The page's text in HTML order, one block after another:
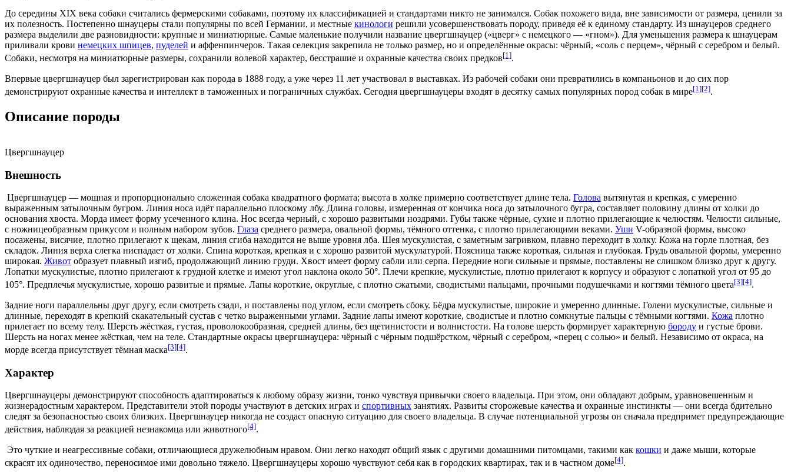
До середины XIX века собаки считались фермерскими собаками, поэтому их классификацией и стандартами никто не занимался. Собак похожего вида, вне зависимости от размера, ценили за
их полезность. Постепенно шнауцеры стали популярны по всей Германии, и местные кинологи решили усовершенствовать породу, приведя её к единому стандарту. Из шнауцеров среднего
размера выделили две разновидности: крупные и миниатюрные. Самые маленькие получили название цвергшнауцер («цверг» с немецкого — «гном»). Для уменьшения размера к шнауцерам
приливали крови немецких шпицев, пуделей и аффенпинчеров. Такая селекция закрепила не только размер, но и определённые окрасы: чёрный, «соль с перцем», чёрный с серебром и белый.
Собаки, несмотря на миниатюрные размеры, сохранили волевой характер, бесстрашие и охранные качества своих предков[1].
Впервые цвергшнауцер был зарегистрирован как порода в 1888 году, а уже через 11 лет участвовал в выставках. Из рабочей собаки они превратились в компаньонов и до сих пор
демонстрируют охранные качества и интеллект в таможенных и пограничных службах. Сегодня цвергшнауцеры входят в десятку самых популярных пород собак в мире[1][2].
Описание породы
Цвергшнауцер
Внешность
Цвергшнауцер — мощная и пропорционально сложенная собака квадратного формата; высота в холке примерно соответствует длине тела. Голова вытянутая и крепкая, с умеренно
выраженным затылочным бугром. Линия носа идёт параллельно плоскому лбу. Длина головы, измеренная от кончика носа до затылочного бугра, составляет половину длины от холки до
основания хвоста. Морда имеет форму усеченного клина. Нос всегда черный, с хорошо развитыми ноздрями. Губы также чёрные, сухие и плотно прилегающие к челюстям. Челюсти сильные,
с ножницеобразным прикусом и полным набором зубов. Глаза среднего размера, овальной формы, тёмного оттенка, с плотно прилегающими веками. Уши V-образной формы, высоко
посажены, висячие, плотно прилегают к щекам, линия сгиба находится не выше уровня лба. Шея мускулистая, с заметным загривком, плавно переходит в холку. Кожа на горле плотная, без
складок. Линия верха слегка ниспадает от холки. Спина короткая, крепкая и с хорошо развитой мускулатурой. Поясница также короткая, сильная и глубокая. Грудь овальной формы, умеренно
широкая. Живот образует плавный изгиб, продолжающий линию груди. Хвост имеет форму сабли или серпа. Передние ноги сильные и прямые, поставлены не слишком близко друг к другу.
Лопатки мускулистые, плотно прилегают к грудной клетке и имеют угол наклона около 50°. Плечи крепкие, мускулистые, плотно прилегают к корпусу и образуют с лопаткой угол от 95 до
105°. Предплечья мускулистые, хорошо развитые и прямые. Лапы короткие, округлые, с плотно сжатыми, сводистыми пальцами, прочными подушечками и когтями тёмного цвета[3][4].
Задние ноги параллельны друг другу, если смотреть сзади, и поставлены под углом, если смотреть сбоку. Бёдра мускулистые, широкие и умеренно длинные. Голени мускулистые, сильные и
длинные, переходят в крепкий скакательный сустав с четко выраженными углами. Задние лапы имеют короткие, сводистые и плотно сомкнутые пальцы с тёмными когтями. Кожа плотно
прилегает по всему телу. Шерсть жёсткая, густая, проволокообразная, средней длины, без щетинистости и волнистости. На голове шерсть формирует характерную бороду и густые брови.
Шерсть на ногах менее жёсткая, чем на теле. Стандартные окрасы цвергшнауцера: чёрный с чёрным подшёрстком, чёрный с серебром, «перец с солью» и белый. Независимо от окраса, на
морде всегда присутствует тёмная маска[3][4].
Характер
Цвергшнауцеры демонстрируют способность адаптироваться к любому образу жизни, тонко чувствуя привычки своего владельца. При этом, они обладают добрым, уравновешенным и
жизнерадостным характером. Представители этой породы участвуют в детских играх и спортивных занятиях. Развиты сторожевые качества и охранные инстинкты — они всегда бдительно
следят за безопасностью своих близких. Цвергшнауцер никогда не создаст опасную ситуацию для своего владельца. В случае потенциальной угрозы он сначала предпримет предупреждающие
действия, наблюдая за реакцией незнакомца или животного[4].
Это чуткие и неагрессивные собаки, отличающиеся дружелюбным нравом. Они легко находят общий язык с другими домашними питомцами, такими как кошки и даже мыши, которые
скрасят их одиночество, переносимое ими довольно тяжело. Цвергшнауцеры хорошо чувствуют себя как в городских квартирах, так и в частном доме[4].